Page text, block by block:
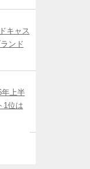
キャス
ランド
年上半
1位は